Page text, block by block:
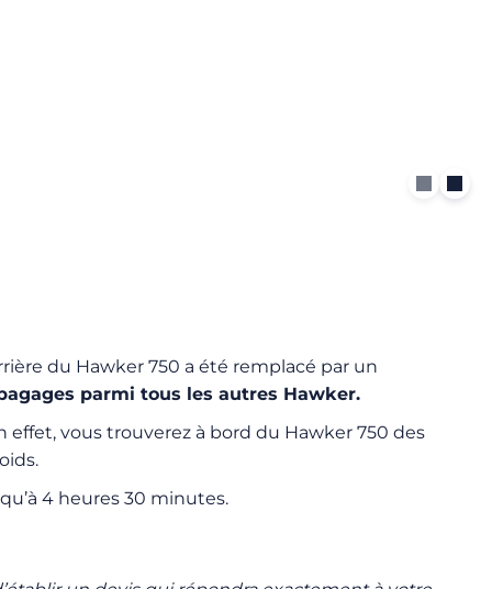
du Hawker 750 a été remplacé par un
parmi tous les autres Hawker.
vous trouverez à bord du Hawker 750 des
4 heures 30 minutes.